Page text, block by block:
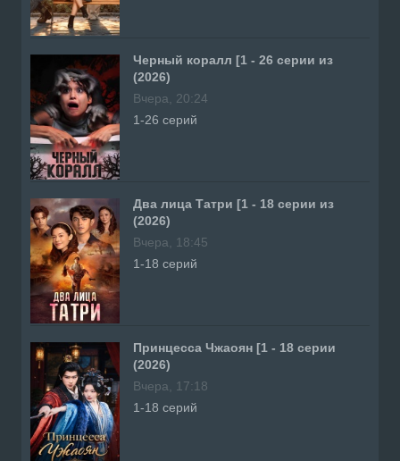
Черный коралл [1 - 26 серии из
(2026)
Вчера, 20:24
1-26 серий
Два лица Татри [1 - 18 серии из
(2026)
Вчера, 18:45
1-18 серий
Принцесса Чжаоян [1 - 18 серии
(2026)
Вчера, 17:18
1-18 серий